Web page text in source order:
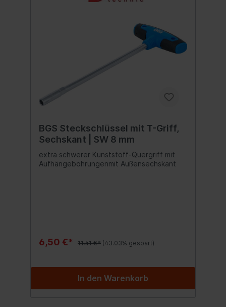
BGS Steckschlüssel mit T-Griff,
Sechskant | SW 8 mm
extra schwerer Kunststoff-Quergriff mit
Aufhängebohrungenmit Außensechskant
6,50 €* 11,41 €* (43.03% gespart)
In den Warenkorb